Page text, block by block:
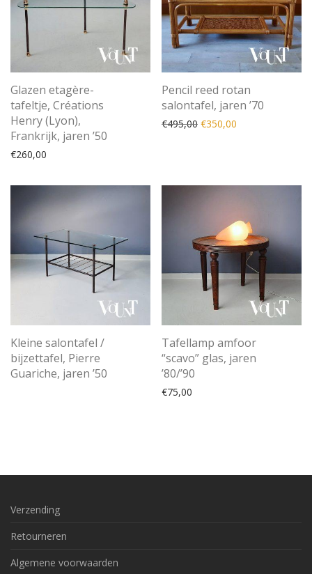
Glazen etagère-
tafeltje, Créations
Henry (Lyon),
Frankrijk, jaren ’50
€260,00
Pencil reed rotan
salontafel, jaren ’70
€495,00 Oorspronkelijke prijs
€350,00
Kleine salontafel /
bijzettafel, Pierre
Guariche, jaren ’50
Tafellamp amfoor
“scavo” glas, jaren
’80/’90
€75,00
Verzending
Retourneren
Algemene voorwaarden